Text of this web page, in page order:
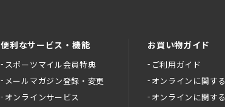
便利なサービス・機能
スポーツマイル会員特典
メールマガジン登録・変更
オンラインサービス
お買い物ガイド
ご利用ガイド
オンラインに関す
オンラインに関す